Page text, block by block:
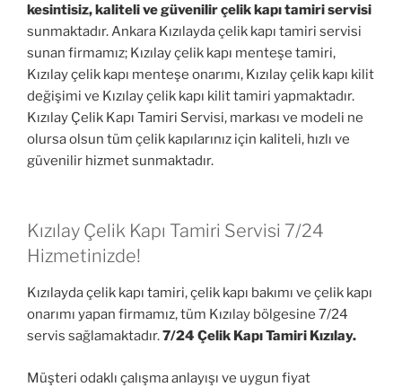
kesintisiz, kaliteli ve güvenilir çelik kapı tamiri servisi
sunmaktadır. Ankara Kızılayda çelik kapı tamiri servisi
sunan firmamız; Kızılay çelik kapı menteşe tamiri,
Kızılay çelik kapı menteşe onarımı, Kızılay çelik kapı kilit
değişimi ve Kızılay çelik kapı kilit tamiri yapmaktadır.
Kızılay Çelik Kapı Tamiri Servisi, markası ve modeli ne
olursa olsun tüm çelik kapılarınız için kaliteli, hızlı ve
güvenilir hizmet sunmaktadır.
Kızılay Çelik Kapı Tamiri Servisi 7/24
Hizmetinizde!
Kızılayda çelik kapı tamiri, çelik kapı bakımı ve çelik kapı
onarımı yapan firmamız, tüm Kızılay bölgesine 7/24
servis sağlamaktadır.7/24 Çelik Kapı Tamiri Kızılay.
Müşteri odaklı çalışma anlayışı ve uygun fiyat